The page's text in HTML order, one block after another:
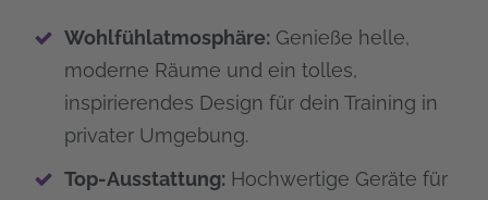
Wohlfühlatmosphäre: Genieße helle,
moderne Räume und ein tolles,
inspirierendes Design für dein Training in
privater Umgebung.
Top-Ausstattung: Hochwertige Geräte für